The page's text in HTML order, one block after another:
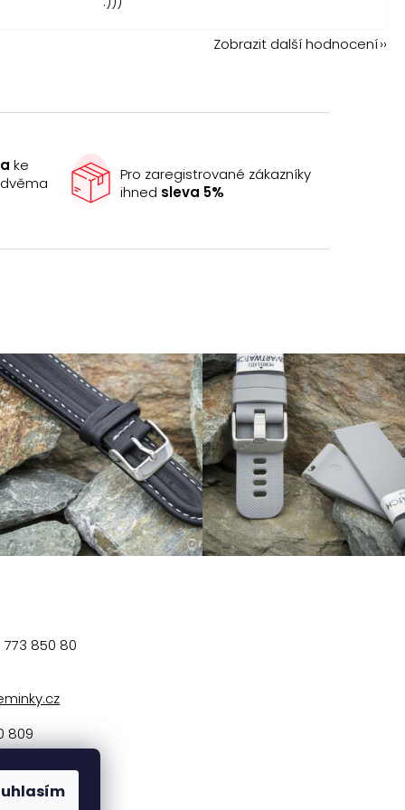
Zobrazit další hodnocení
ke
Pro zaregistrované zákazníky
ihned sleva 5%
773 850 80
809
na facebo